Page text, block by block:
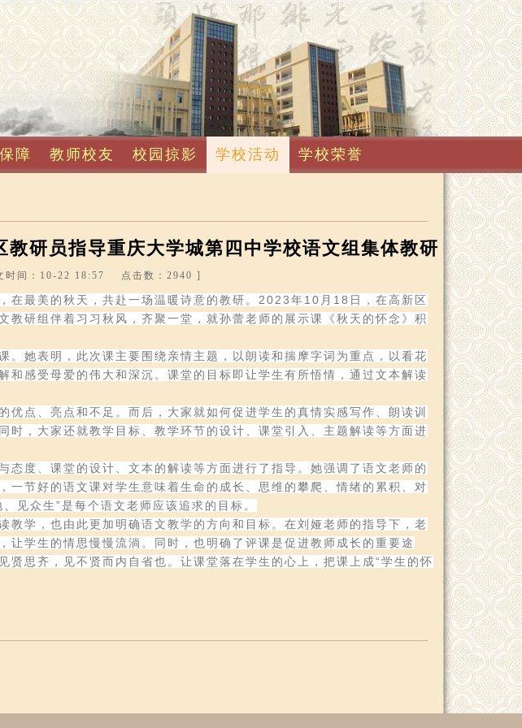
障 教师校友 校园掠影 学校活动 学校荣誉
研员指导重庆大学城第四中学校语文组集体教研
时间：10-22 18:57 点击数：2940 ]
在最美的秋天，共赴一场温暖诗意的教研。2023年10月18日，在高新区
教研组伴着习习秋风，齐聚一堂，就孙蕾老师的展示课《秋天的怀念》积
。她表明，此次课主要围绕亲情主题，以朗读和揣摩字词为重点，以看花
和感受母爱的伟大和深沉。课堂的目标即让学生有所悟情，通过文本解读
优点、亮点和不足。而后，大家就如何促进学生的真情实感写作、朗读训
时，大家还就教学目标、教学环节的设计、课堂引入、主题解读等方面进
态度、课堂的设计、文本的解读等方面进行了指导。她强调了语文老师的
一节好的语文课对学生意味着生命的成长、思维的攀爬、情绪的累积、对
见众生”是每个语文老师应该追求的目标。
教学，也由此更加明确语文教学的方向和目标。在刘娅老师的指导下，老
让学生的情思慢慢流淌。同时，也明确了评课是促进教师成长的重要途
贤思齐，见不贤而内自省也。让课堂落在学生的心上，把课上成“学生的怀